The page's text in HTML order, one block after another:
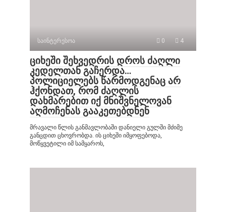
საინტერესოა 0 4
ციხეში შეხვედრის დროს ძაღლი
კედელთან გაჩერდა…
პოლიციელებს წარმოდგენაც არ
ჰქონდათ, რომ ძაღლის
დახმარებით იქ მნიშვნელოვან
აღმოჩენას გააკეთებდნენ
მრავალი წლის განმავლობაში დანიელი გულში მძიმე
განცდით ცხოვრობდა. ის ციხეში იმყოფებოდა,
მოწყვეტილი იმ სამყაროს,